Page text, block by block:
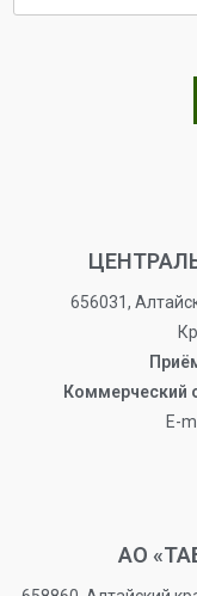
656031,
Коммерческий
E-
АО